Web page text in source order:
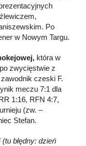
Po
w Nowym Targu.
która w
zwycięstwie z
czeski F.
meczu 7:1 dla
1:16, RFN 4:7,
(zw. –
Stefan.
błędny: dzień